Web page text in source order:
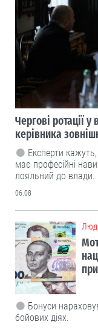
Чергові ротації
керівника
Експерти
має професійні
лояльний до влади.
06.08
Бонуси
бойових діях.